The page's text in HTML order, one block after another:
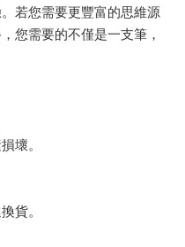
若您需要更豐富的思維源
您需要的不僅是一支筆，
壞。
貨。